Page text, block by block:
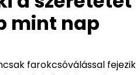
mint nap
farokcsóválással fejezik